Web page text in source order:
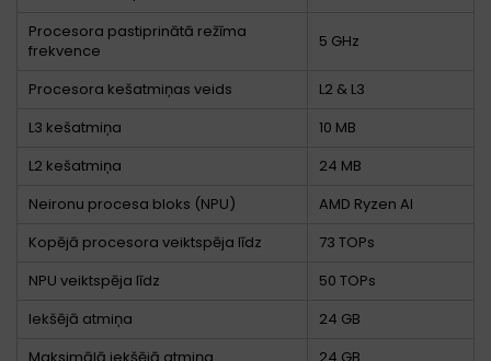
Procesora pastiprinātā režīma
frekvence
5 GHz
Procesora kešatmiņas veids
L2 & L3
L3 kešatmiņa
10 MB
L2 kešatmiņa
24 MB
Neironu procesa bloks (NPU)
AMD Ryzen AI
Kopējā procesora veiktspēja līdz
73 TOPs
NPU veiktspēja līdz
50 TOPs
Iekšējā atmiņa
24 GB